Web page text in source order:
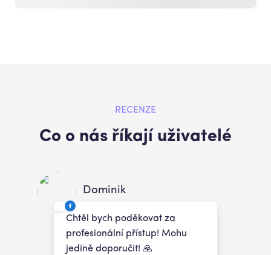
RECENZE
Co o nás říkají uživatelé
Dominik
Chtěl bych poděkovat za
profesionální přístup! Mohu
jedině doporučit! 🙏